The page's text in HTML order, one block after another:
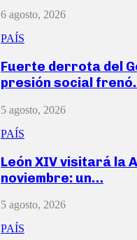
6 agosto, 2026
PAÍS
Fuerte derrota del
presión social
5 agosto, 2026
PAÍS
León XIV visitará la
noviembre: un…
5 agosto, 2026
PAÍS